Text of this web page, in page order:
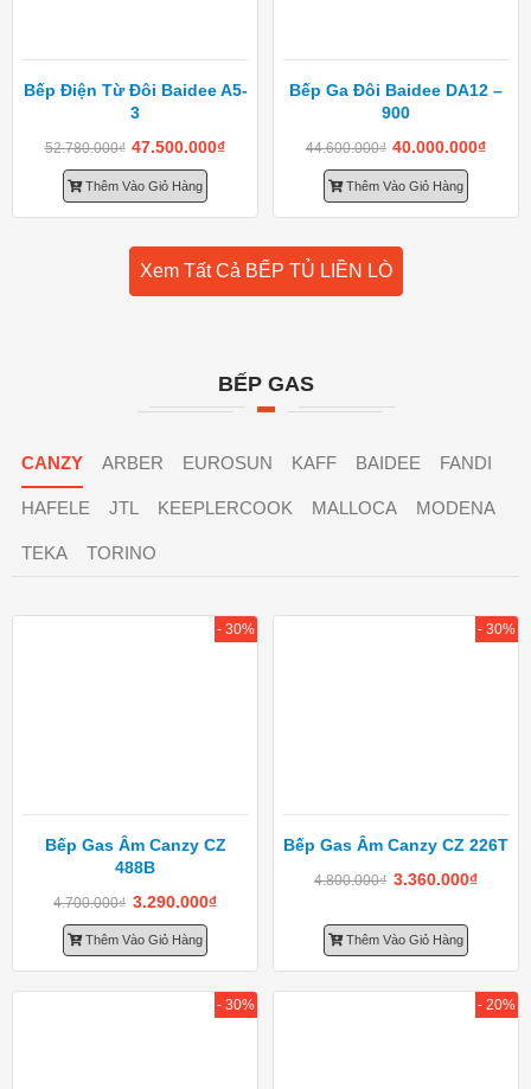
Bếp Điện Từ Đôi Baidee A5-
3
52.780.000₫ 47.500.000₫
Thêm Vào Giỏ Hàng
Bếp Ga Đôi Baidee DA12 –
900
44.600.000₫ 40.000.000₫
Thêm Vào Giỏ Hàng
Xem Tất Cả BẾP TỦ LIỀN LÒ
BẾP GAS
CANZY ARBER EUROSUN KAFF BAIDEE FANDI
HAFELE JTL KEEPLERCOOK MALLOCA MODENA
TEKA TORINO
Bếp Gas Âm Canzy CZ
488B
4.700.000₫ 3.290.000₫
Thêm Vào Giỏ Hàng
- 30%
Bếp Gas Âm Canzy CZ 226T
4.800.000₫ 3.360.000₫
Thêm Vào Giỏ Hàng
- 30%
- 30% - 20%